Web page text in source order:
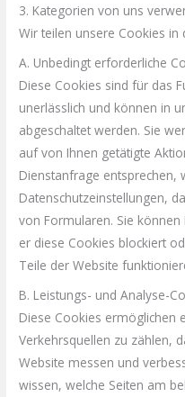
3. Kategorien von uns
Wir teilen unsere Cookies
A. Unbedingt erforderliche
Diese Cookies sind für das
unerlässlich und können in
abgeschaltet werden. Sie
auf von Ihnen getätigte
Dienstanfrage entsprechen,
Datenschutzeinstellungen,
von Formularen. Sie
er diese Cookies blockiert
Teile der Website
B. Leistungs- und Analyse-
Diese Cookies ermöglichen
Verkehrsquellen zu zählen,
Website messen und
wissen, welche Seiten am